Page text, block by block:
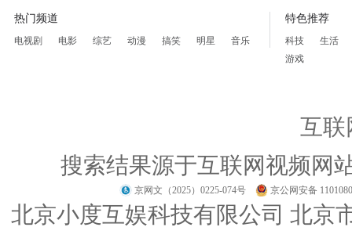
热门频道
电视剧 电影 综艺 动漫 搞笑 明星 音乐
特色推荐
科技
生活
游戏
互联
搜索结果源于互联网视频网
京网文（2025）0225-074号 京公网安备
北京小度互娱科技有限公司 北京